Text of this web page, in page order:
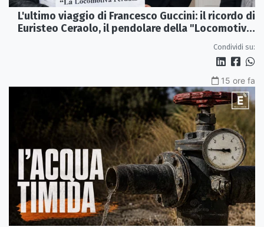
L'ultimo viaggio di Francesco Guccini: il ricordo di
Euristeo Ceraolo, il pendolare della "Locomotiva
Condividi su:
15 ore fa